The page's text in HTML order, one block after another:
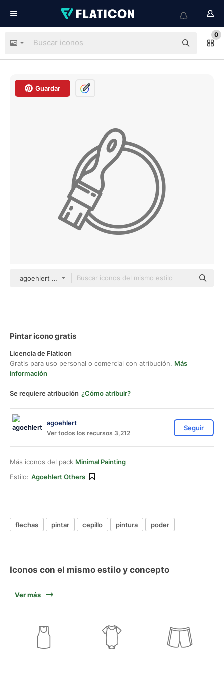
0
Guardar
agoehlert Others
Pintar icono gratis
Licencia de Flaticon
Gratis para uso personal o comercial con atribución. Más
información
Se requiere atribución ¿Cómo atribuir?
agoehlert
Ver todos los recursos 3,212
Seguir
Más iconos del pack Minimal Painting
Estilo: Agoehlert Others
flechas pintar cepillo pintura poder
Iconos con el mismo estilo y concepto
Ver más